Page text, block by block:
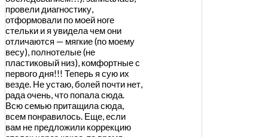
провели диагностику,
отформовали по моей ноге
стельки и я увидела чем они
отличаются — мягкие (по моему
весу), полнотелые (не
пластиковый низ), комфортные с
первого дня!!! Теперь я сую их
везде. Не устаю, болей почти нет,
рада очень, что попала сюда.
Всю семью притащила сюда,
всем понравилось. Еще, если
вам не предложили коррекцию